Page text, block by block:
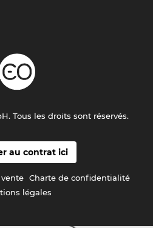
au contrat ici
Charte de confidentialité
légales
Tous les droits sont réservés.